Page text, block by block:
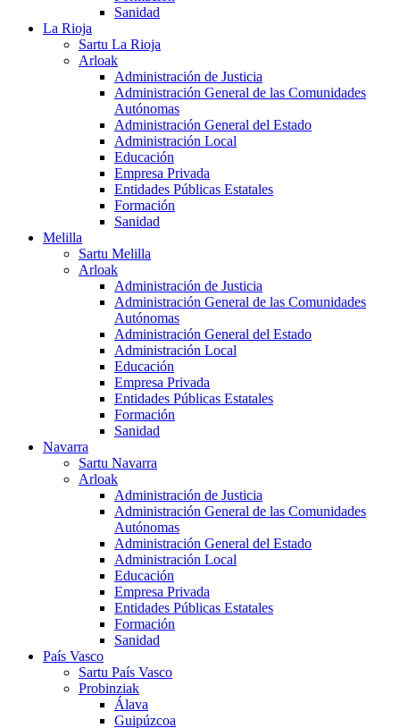
Sanidad
La Rioja
Sartu La Rioja
Arloak
Administración de Justicia
Administración General de las Comunidades
Autónomas
Administración General del Estado
Administración Local
Educación
Empresa Privada
Entidades Públicas Estatales
Formación
Sanidad
Melilla
Sartu Melilla
Arloak
Administración de Justicia
Administración General de las Comunidades
Autónomas
Administración General del Estado
Administración Local
Educación
Empresa Privada
Entidades Públicas Estatales
Formación
Sanidad
Navarra
Sartu Navarra
Arloak
Administración de Justicia
Administración General de las Comunidades
Autónomas
Administración General del Estado
Administración Local
Educación
Empresa Privada
Entidades Públicas Estatales
Formación
Sanidad
País Vasco
Sartu País Vasco
Probinziak
Álava
Guipúzcoa